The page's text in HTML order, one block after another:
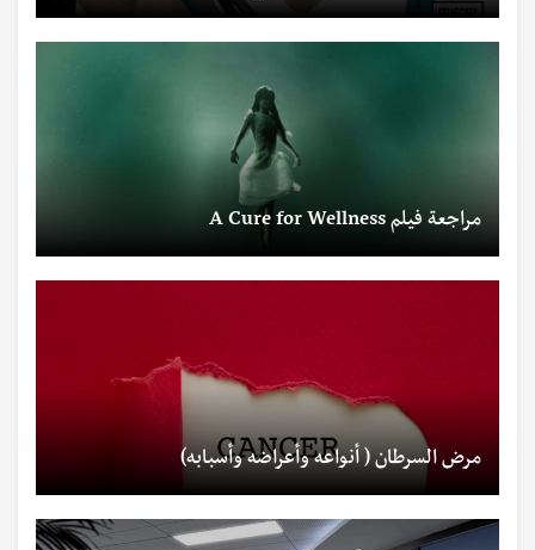
مراجعة فيلم A Cure for Wellness
مرض السرطان ( أنواعه وأعراضه وأسبابه)